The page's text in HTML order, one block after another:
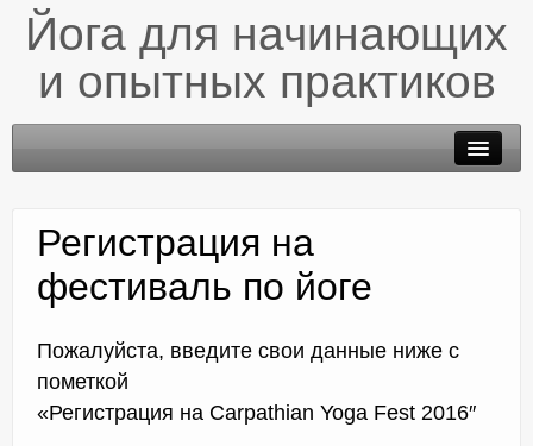
Йога для начинающих
и опытных практиков
Доктор Чернов
Методика SLAVYOGA
Регистрация на
фестиваль по йоге
Пожалуйста, введите свои данные ниже с
пометкой
«Регистрация на Carpathian Yoga Fest 2016″